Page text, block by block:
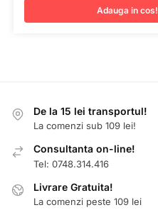
Adauga in cos!
De la 15 lei transportul!
La comenzi sub 109 lei!
Consultanta on-line!
Tel: 0748.314.416
Livrare Gratuita!
La comenzi peste 109 lei